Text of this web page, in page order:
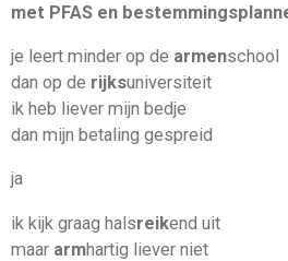
met PFAS en
je leert minder op de armenschool
dan op de rijksuniversiteit
ik heb liever mijn bedje
dan mijn betaling gespreid
ja
ik kijk graag halsreikend uit
maar armhartig liever niet